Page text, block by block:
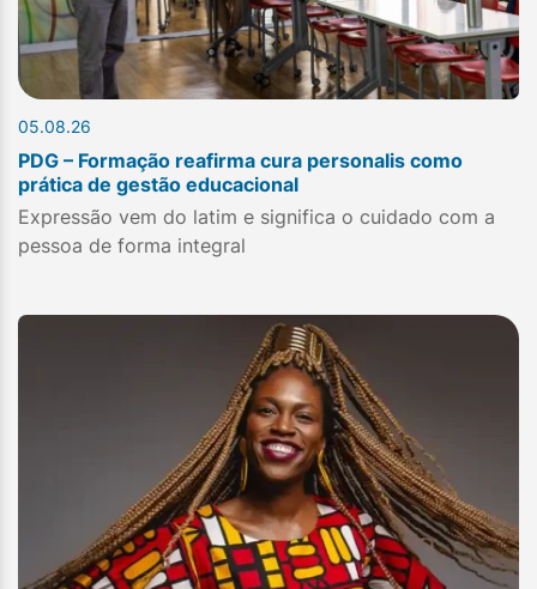
05.08.26
PDG – Formação reafirma cura personalis como
prática de gestão educacional
Expressão vem do latim e significa o cuidado com a
pessoa de forma integral